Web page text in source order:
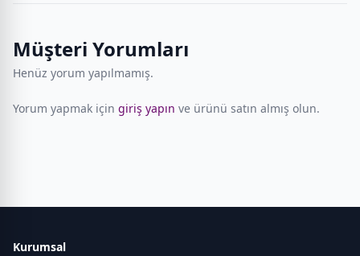
Müşteri Yorumları
Henüz yorum yapılmamış.
Yorum yapmak için giriş yapın ve ürünü satın almış olun.
Kurumsal